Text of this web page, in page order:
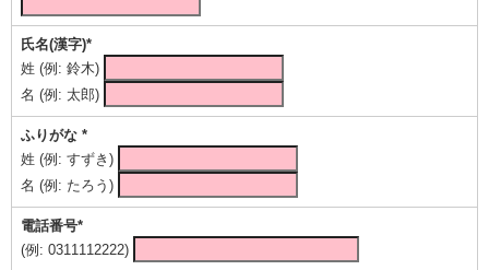
氏名(漢字)*
姓 (例: 鈴木)
名 (例: 太郎)
ふりがな *
姓 (例: すずき)
名 (例: たろう)
電話番号*
(例: 0311112222)